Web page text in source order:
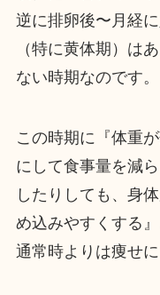
逆に排卵後〜月経
（特に黄体期）は
ない時期なのです。
この時期に『体重
にして食事量を減
したりしても、身
め込みやすくする
通常時よりは痩せに